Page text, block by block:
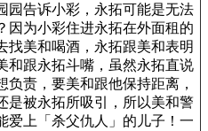
园告诉小彩，永拓可能是无法
因为小彩住进永拓在外面租的
找美和喝酒，永拓跟美和表明
和跟永拓斗嘴，虽然永拓直说
负责，要美和跟他保持距离，
是被永拓所吸引，所以美和警
爱上「杀父仇人」的儿子！一